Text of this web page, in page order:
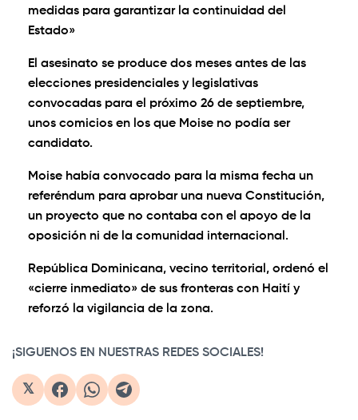
medidas para garantizar la continuidad del
Estado»
El asesinato se produce dos meses antes de las
elecciones presidenciales y legislativas
convocadas para el próximo 26 de septiembre,
unos comicios en los que Moise no podía ser
candidato.
Moise había convocado para la misma fecha un
referéndum para aprobar una nueva Constitución,
un proyecto que no contaba con el apoyo de la
oposición ni de la comunidad internacional.
República Dominicana, vecino territorial, ordenó el
«cierre inmediato» de sus fronteras con Haití y
reforzó la vigilancia de la zona.
¡SIGUENOS EN NUESTRAS REDES SOCIALES!
𝕏